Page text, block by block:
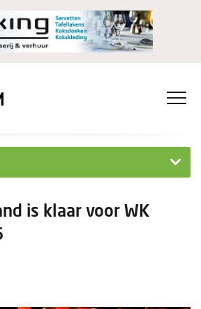
is klaar voor WK